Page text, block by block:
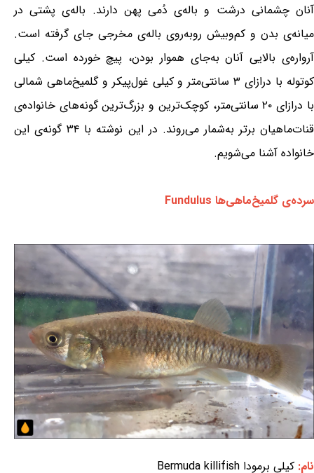
آنان چشمانی درشت و باله‌ی دُمی پهن دارند. باله‌ی پشتی در
میانه‌ی بدن و کم‌وبیش روبه‌روی باله‌ی مخرجی جای گرفته است.
آرواره‌ی بالایی آنان به‌جای هموار بودن، پیچ خورده است. کیلی
کوتوله با درازای ۳ سانتی‌متر و کیلی غول‌پیکر و گلمیخ‌ماهی شمالی
با درازای ۲۰ سانتی‌متر، کوچک‌ترین و بزرگ‌ترین گونه‌های خانواده‌ی
قنات‌ماهیان برتر به‌شمار می‌روند. در این نوشته با ۳۴ گونه‌ی این
خانواده آشنا می‌شویم.
سرده‌ی گلمیخ‌ماهی‌ها Fundulus
نام: کیلی برمودا Bermuda killifish